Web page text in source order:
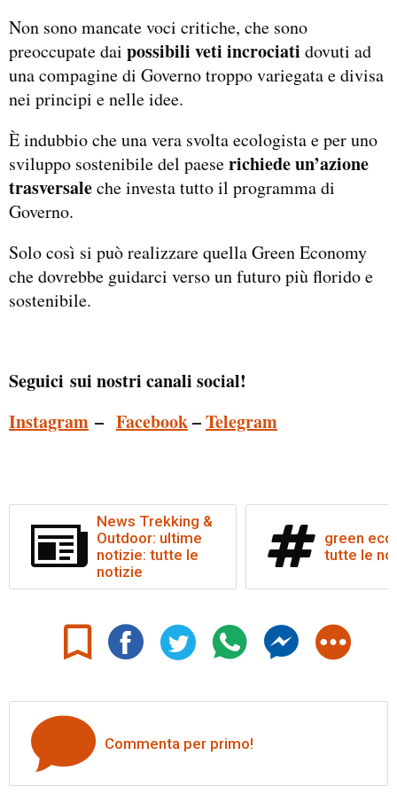
Non sono mancate voci critiche, che sono
preoccupate dai possibili veti incrociati dovuti ad
una compagine di Governo troppo variegata e divisa
nei principi e nelle idee.
Èindubbio che una vera svolta ecologista e per uno
sviluppo sostenibile del paeserichiede un’azione
trasversaleche investa tutto il programma di
Governo.
Solo così si può realizzare quella Green Economy
che dovrebbe guidarci verso un futuro più florido e
sostenibile.
Seguici sui nostri canali social!
Instagram – Facebook–Telegram
News Trekking &
Outdoor: ultime
notizie: tutte le
notizie
green
tutte le
Commenta per primo!